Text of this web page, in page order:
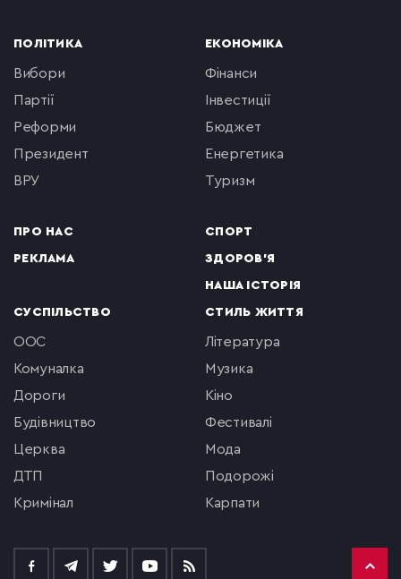
ПОЛІТИКА
вибори
партії
реформи
президент
ВРУ
ПРО НАС
РЕКЛАМА
ЕКОНОМІКА
фінанси
інвестиції
бюджет
енергетика
туризм
СПОРТ
ЗДОРОВ'Я
НАША ІСТОРІЯ
СУСПІЛЬСТВО
ООС
комуналка
Дороги
будівництво
церква
ДТП
кримінал
СТИЛЬ ЖИТТЯ
література
музика
кіно
фестивалі
мода
подорожі
Карпати